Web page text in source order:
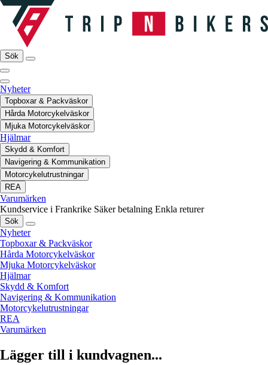
Sök
Nyheter
Topboxar & Packväskor
Hårda Motorcykelväskor
Mjuka Motorcykelväskor
Hjälmar
Skydd & Komfort
Navigering & Kommunikation
Motorcykelutrustningar
REA
Varumärken
Kundservice i Frankrike Säker betalning Enkla returer
Sök
Nyheter
Topboxar & Packväskor
Hårda Motorcykelväskor
Mjuka Motorcykelväskor
Hjälmar
Skydd & Komfort
Navigering & Kommunikation
Motorcykelutrustningar
REA
Varumärken
Lägger till i kundvagnen...